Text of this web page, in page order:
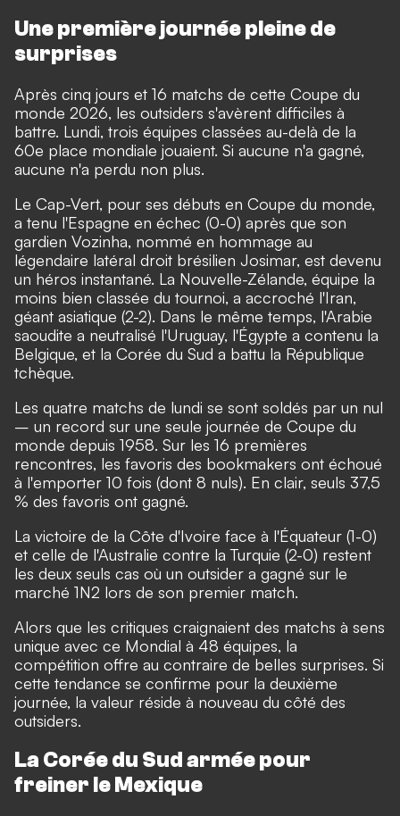
Une première journée pleine de
surprises
Après cinq jours et 16 matchs de cette Coupe du
monde 2026, les outsiders s'avèrent difficiles à
battre. Lundi, trois équipes classées au-delà de la
60e place mondiale jouaient. Si aucune n'a gagné,
aucune n'a perdu non plus.
Le Cap-Vert, pour ses débuts en Coupe du monde,
a tenu l'Espagne en échec (0-0) après que son
gardien Vozinha, nommé en hommage au
légendaire latéral droit brésilien Josimar, est devenu
un héros instantané. La Nouvelle-Zélande, équipe la
moins bien classée du tournoi, a accroché l'Iran,
géant asiatique (2-2). Dans le même temps, l'Arabie
saoudite a neutralisé l'Uruguay, l'Égypte a contenu la
Belgique, et la Corée du Sud a battu la République
tchèque.
Les quatre matchs de lundi se sont soldés par un nul
– un record sur une seule journée de Coupe du
monde depuis 1958. Sur les 16 premières
rencontres, les favoris des bookmakers ont échoué
à l'emporter 10 fois (dont 8 nuls). En clair, seuls 37,5
% des favoris ont gagné.
La victoire de la Côte d'Ivoire face à l'Équateur (1-0)
et celle de l'Australie contre la Turquie (2-0) restent
les deux seuls cas où un outsider a gagné sur le
marché 1N2 lors de son premier match.
Alors que les critiques craignaient des matchs à sens
unique avec ce Mondial à 48 équipes, la
compétition offre au contraire de belles surprises. Si
cette tendance se confirme pour la deuxième
journée, la valeur réside à nouveau du côté des
outsiders.
La Corée du Sud armée pour
freiner le Mexique